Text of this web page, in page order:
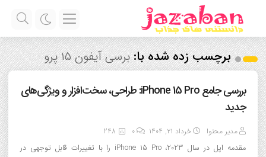
برچسب زده شده با:برسی آیفون ۱۵ پرو
بررسی جامع iPhone 15 Pro: طراحی، سخت‌افزار و ویژگی‌های
جدید
مدیر محتوا خرداد ۲۱, ۱۴۰۴ 0
248
مقدمه اپل در سال 2023، iPhone 15 Pro را با تغییرات قابل توجهی در